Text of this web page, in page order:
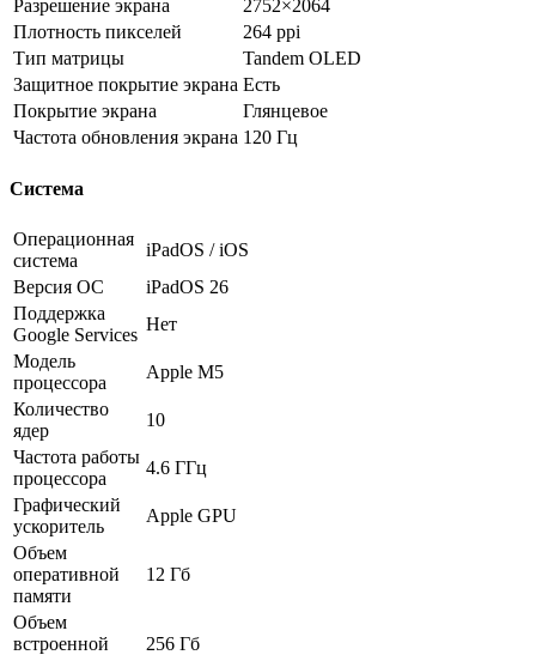
Разрешение экрана
2752×2064
Плотность пикселей
264 ppi
Тип матрицы
Tandem OLED
Защитное покрытие экрана Есть
Покрытие экрана
Глянцевое
Частота обновления экрана 120 Гц
Система
Операционная
система
iPadOS / iOS
Версия ОС
iPadOS 26
Поддержка
Google Services
Нет
Модель
процессора
Apple M5
Количество
ядер
10
Частота работы
процессора
4.6 ГГц
Графический
ускоритель
Apple GPU
Объем
оперативной
памяти
12 Гб
Объем
встроенной
256 Гб